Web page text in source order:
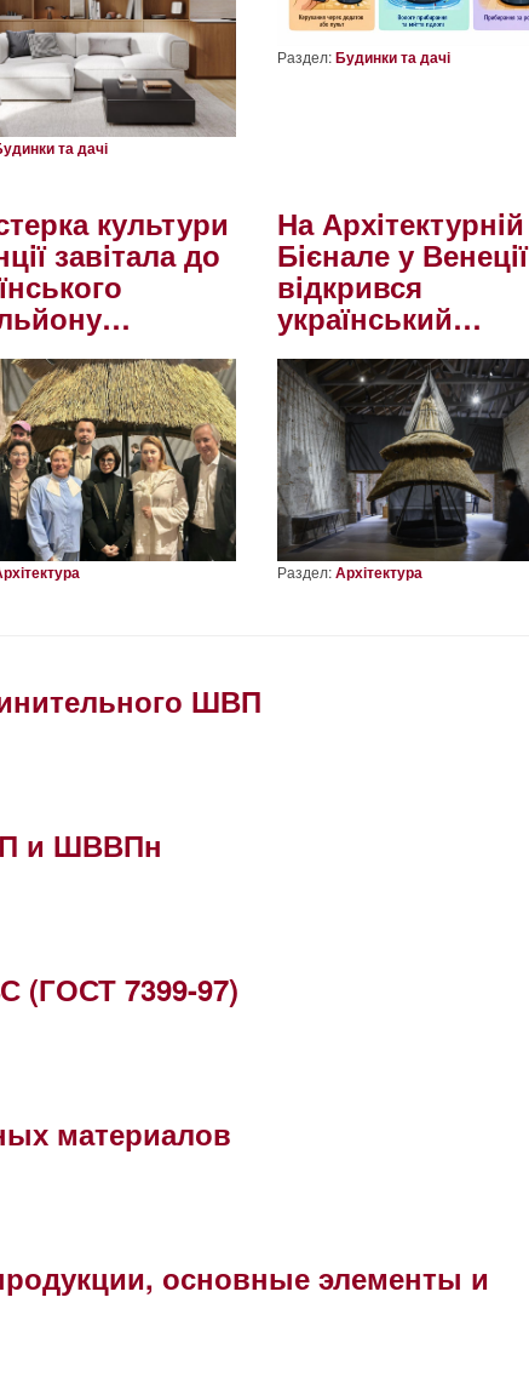
та дачі
Раздел:Будинки та дачі
культури
завiтала до
На Архiтектурнiй
Бiєнале у Венецiї
вiдкрився
український…
Раздел:Архітектура
ШВП
и ШВВПн
(ГОСТ 7399-97)
материалов
основные элементы и